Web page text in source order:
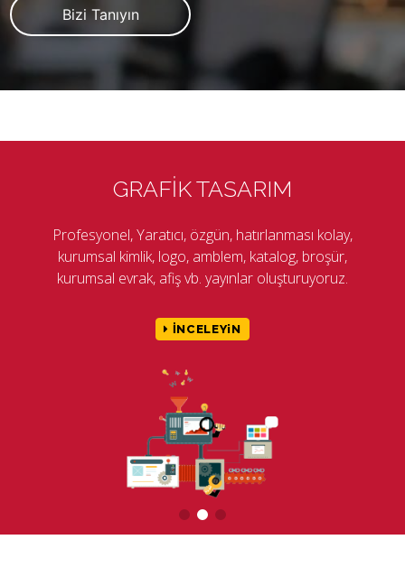
Bizi Tanıyın
GRAFİK TASARIM
Profesyonel, Yaratıcı, özgün, hatırlanması kolay,
kurumsal kimlik, logo, amblem, katalog, broşür,
kurumsal evrak, afiş vb. yayınlar oluşturuyoruz.
İNCELEYiN